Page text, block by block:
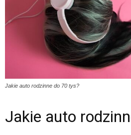
Jakie auto rodzinne do 70 tys?
Jakie auto